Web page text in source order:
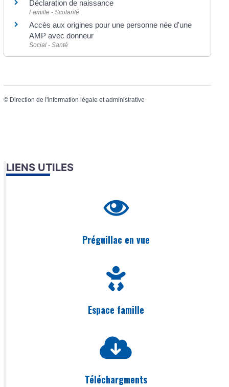
Déclaration de naissance
Famille - Scolarité
Accès aux origines pour une personne née d'une
AMP avec donneur
Social - Santé
© Direction de l'information légale et administrative
LIENS UTILES
Préguillac en vue
Espace famille
Téléchargments